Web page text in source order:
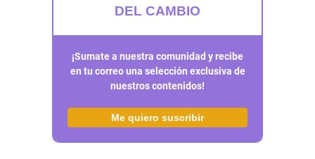
DEL CAMBIO
¡Sumate a nuestra comunidad y recibe
en tu correo una selección exclusiva de
nuestros contenidos!
Me quiero suscribir